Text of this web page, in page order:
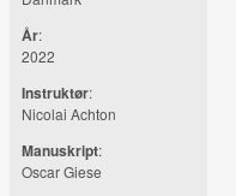
År:
2022
Instruktør:
Nicolai Achton
Manuskript:
Oscar Giese